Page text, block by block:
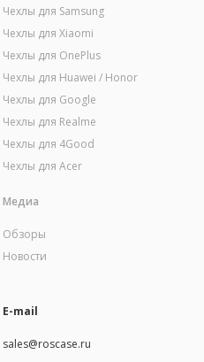
Чехлы для Samsung
Чехлы для Xiaomi
Чехлы для OnePlus
Чехлы для Huawei / Honor
Чехлы для Google
Чехлы для Realme
Чехлы для 4Good
Чехлы для Acer
Медиа
Обзоры
Новости
E-mail
sales@roscase.ru